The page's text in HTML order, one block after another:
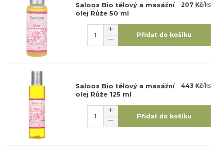
Saloos Bio tělový a masážní
olej Růže 50 ml
207 Kč/ks
Přidat do košíku
Saloos Bio tělový a masážní
olej Růže 125 ml
443 Kč/ks
Přidat do košíku